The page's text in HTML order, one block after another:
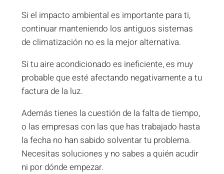
Si el impacto ambiental es importante para ti,
continuar manteniendo los antiguos sistemas
de climatización no es la mejor alternativa.
Si tu aire acondicionado es ineficiente, es muy
probable que esté afectando negativamente a tu
factura de la luz.
Además tienes la cuestión de la falta de tiempo,
o las empresas con las que has trabajado hasta
la fecha no han sabido solventar tu problema.
Necesitas soluciones y no sabes a quién acudir
ni por dónde empezar.